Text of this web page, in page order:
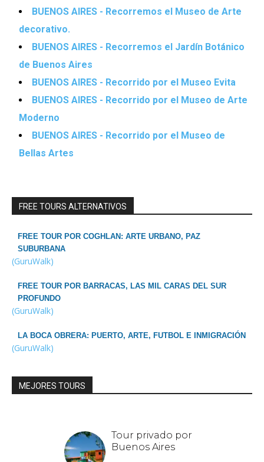
BUENOS AIRES - Recorremos el Museo de Arte
decorativo.
BUENOS AIRES - Recorremos el Jardín Botánico
de Buenos Aires
BUENOS AIRES - Recorrido por el Museo Evita
BUENOS AIRES - Recorrido por el Museo de Arte
Moderno
BUENOS AIRES - Recorrido por el Museo de
Bellas Artes
FREE TOURS ALTERNATIVOS
FREE TOUR POR COGHLAN: ARTE URBANO, PAZ
SUBURBANA
(GuruWalk)
FREE TOUR POR BARRACAS, LAS MIL CARAS DEL SUR
PROFUNDO
(GuruWalk)
LA BOCA OBRERA: PUERTO, ARTE, FUTBOL E INMIGRACIÓN
(GuruWalk)
MEJORES TOURS